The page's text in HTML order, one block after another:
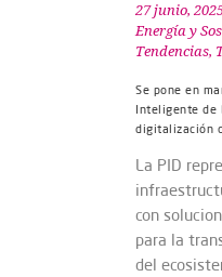
27 junio,
Energía y
Tendencias,
Se pone en
Inteligente de
digitalización
La PID
con
para la
del